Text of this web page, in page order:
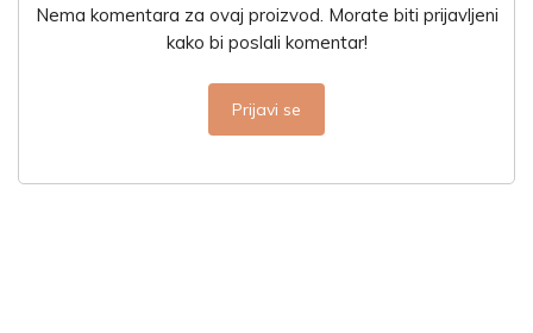
Nema komentara za ovaj proizvod. Morate biti prijavljeni
kako bi poslali komentar!
Prijavi se